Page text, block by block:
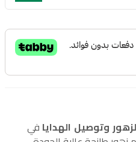
وتوصيل الهدايا في